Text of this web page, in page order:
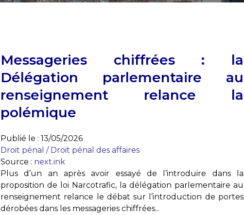
Messageries chiffrées : la
Délégation parlementaire au
renseignement relance la
polémique
Publié le : 13/05/2026
Droit pénal / Droit pénal des affaires
Source : next.ink
Plus d’un an après avoir essayé de l’introduire dans la
proposition de loi Narcotrafic, la délégation parlementaire au
renseignement relance le débat sur l’introduction de portes
dérobées dans les messageries chiffrées...